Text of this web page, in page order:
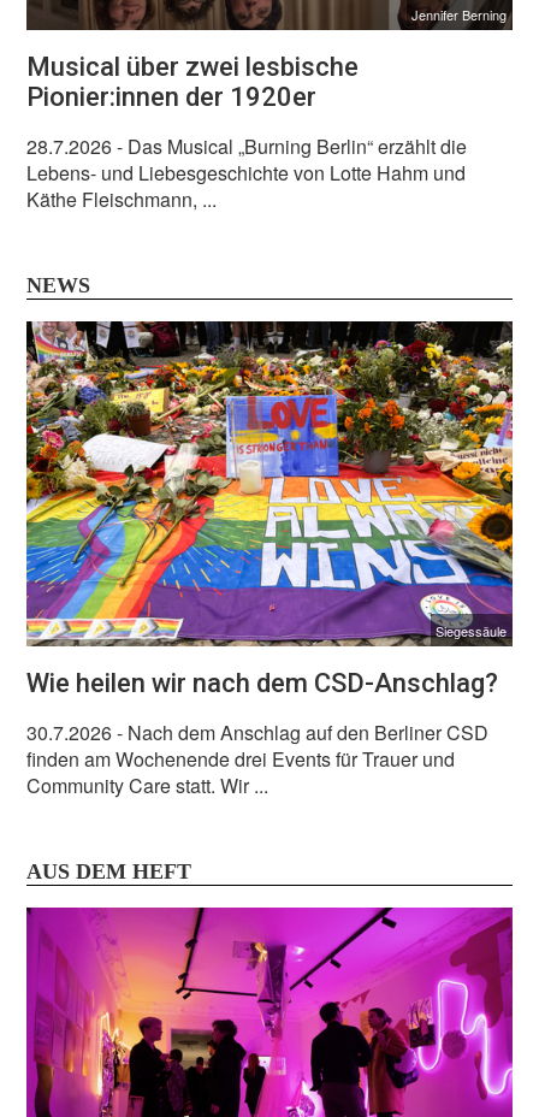
Jennifer Berning
Musical über zwei lesbische
Pionier:innen der 1920er
28.7.2026- Das Musical „Burning Berlin“ erzählt die
Lebens- und Liebesgeschichte von Lotte Hahm und
Käthe Fleischmann, ...
NEWS
Siegessäule
Wie heilen wir nach dem CSD-Anschlag?
30.7.2026- Nach dem Anschlag auf den Berliner CSD
finden am Wochenende drei Events für Trauer und
Community Care statt. Wir ...
AUS DEM HEFT